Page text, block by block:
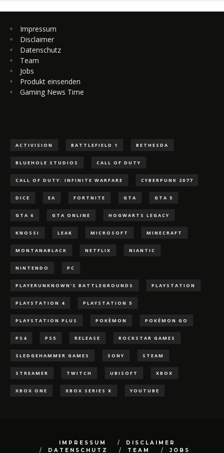
Impressum
Disclaimer
Datenschutz
Team
Jobs
Produkt einsenden
Gaming News Time
ACTIVISION BATTLEFIELD 1 BETHESDA
BLUEHOLE STUDIOS CALL OF DUTY
CALL OF DUTY: INFINITE WARFARE CYBERPUNK 2077
DICE EA FORTNITE GTA GTA 5
GTA 6 GTA ONLINE HOGWARTS LEGACY
KNOSSI LEAK MICROSOFT MINECRAFT
MONTANABLACK NETFLIX NIANTIC
NINTENDO PC
PLAYERUNKNOWN'S BATTLEGROUNDS PLAYSTATION
PLAYSTATION 4 PLAYSTATION 5
PLAYSTATION PLUS POKÈMON POKÉMON GO
PS4 PS5 RELEASE ROCKSTAR GAMES
SLEDGEHAMMER GAMES SONY STEAM
STREAMER TWITCH UBISOFT XBOX
XBOX ONE XBOX SERIES X YOUTUBE
IMPRESSUM
DISCLAIMER
DATENSCHUTZ
TEAM JOBS